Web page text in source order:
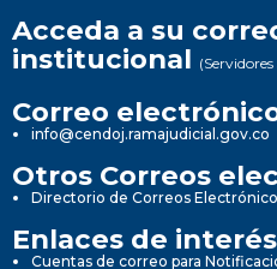
Acceda a su
institucional
Correo
info@cendoj.ramajudicial.gov.co
Otros Correos
Directorio de Correos
Enlaces de
Cuentas de correo para